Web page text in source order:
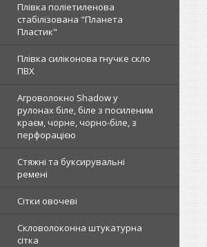
Плівка поліетиленова
стабілізована "Планета
Пластик"
Плівка силіконова гнучке скло
ПВХ
Агроволокно Shadow у
рулонах біле, біле з посиленим
краєм, чорне, чорно-біле, з
перфорацією
Стяжні та буксирувальні
ремені
Сітки овочеві
Скловолоконна штукатурна
сітка